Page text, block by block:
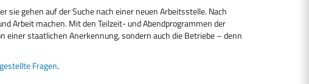
sie gehen auf der Suche nach einer neuen Arbeitsstelle. Nach
Arbeit machen. Mit den Teilzeit- und Abendprogrammen der
einer staatlichen Anerkennung, sondern auch die Betriebe – denn
Fragen.